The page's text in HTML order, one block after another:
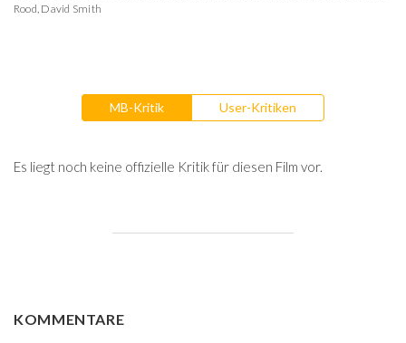
Rood, David Smith
MB-Kritik User-Kritiken
Es liegt noch keine offizielle Kritik für diesen Film vor.
KOMMENTARE